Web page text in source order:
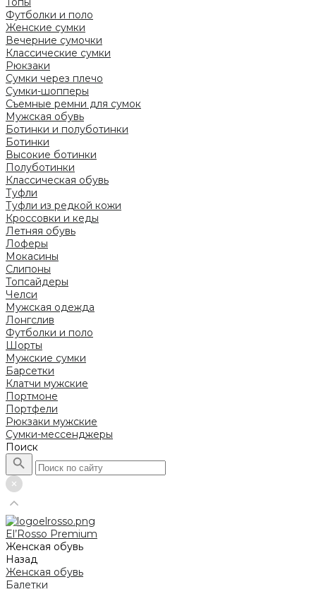
Футболки и поло
Женские сумки
Вечерние сумочки
Классические сумки
Рюкзаки
Сумки через плечо
Сумки-шопперы
Съемные ремни для сумок
Мужская обувь
Ботинки и полуботинки
Ботинки
Высокие ботинки
Полуботинки
Классическая обувь
Туфли
Туфли из редкой кожи
Кроссовки и кеды
Летняя обувь
Лоферы
Мокасины
Слипоны
Топсайдеры
Челси
Мужская одежда
Лонгслив
Футболки и поло
Шорты
Мужские сумки
Барсетки
Клатчи мужские
Портмоне
Портфели
Рюкзаки мужские
Сумки-мессенджеры
Поиск
El’Rosso Premium
Женская обувь
Назад
Женская обувь
Балетки